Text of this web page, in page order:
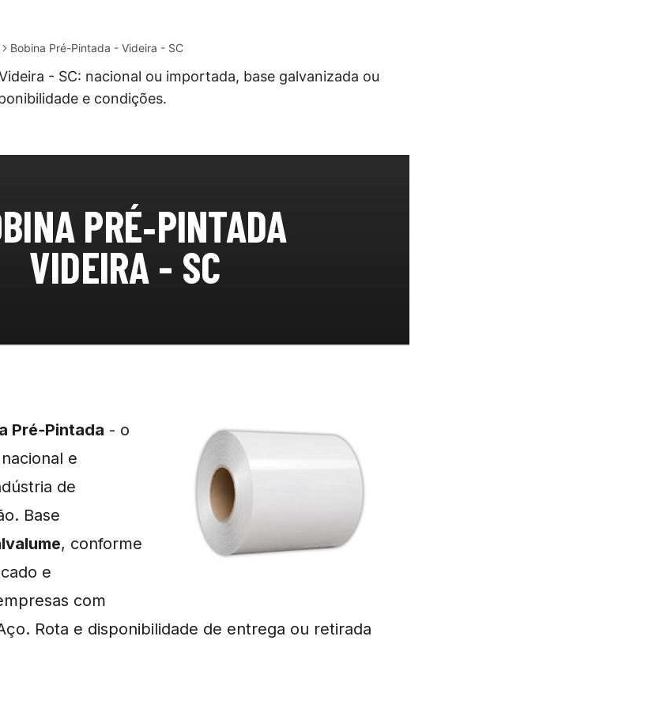
Bobina Pré-Pintada - Videira - SC
- SC: nacional ou importada, base galvanizada ou
e condições.
PRÉ‑PINTADA
VIDEIRA - SC
Pré‑Pintada - o
e
de
Base
, conforme
e
com
Rota e disponibilidade de entrega ou retirada